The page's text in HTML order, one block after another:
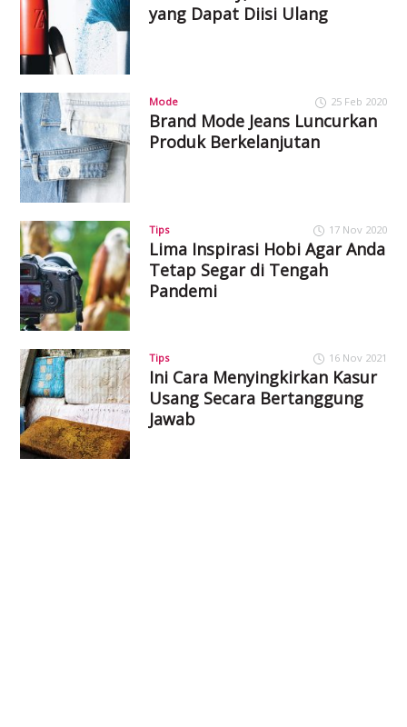
yang Dapat Diisi Ulang
Mode 25 Feb 2020
Brand Mode Jeans Luncurkan
Produk Berkelanjutan
Tips 17 Nov 2020
Lima Inspirasi Hobi Agar Anda
Tetap Segar di Tengah
Pandemi
Tips 16 Nov 2021
Ini Cara Menyingkirkan Kasur
Usang Secara Bertanggung
Jawab